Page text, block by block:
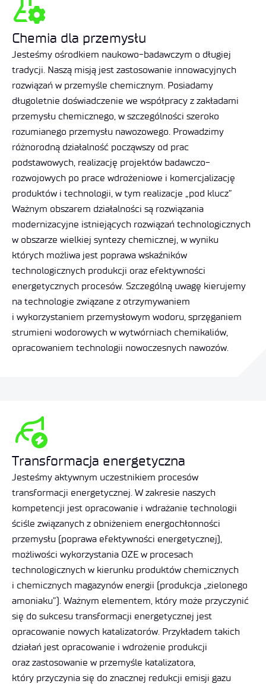
Chemia dla przemysłu
Jesteśmy ośrodkiem naukowo-badawczym o długiej
tradycji. Naszą misją jest zastosowanie innowacyjnych
rozwiązań w przemyśle chemicznym. Posiadamy
długoletnie doświadczenie we współpracy z zakładami
przemysłu chemicznego, w szczególności szeroko
rozumianego przemysłu nawozowego. Prowadzimy
różnorodną działalność począwszy od prac
podstawowych, realizację projektów badawczo-
rozwojowych po prace wdrożeniowe i komercjalizację
produktów i technologii, w tym realizacje „pod klucz”
Ważnym obszarem działalności są rozwiązania
modernizacyjne istniejących rozwiązań technologicznych
w obszarze wielkiej syntezy chemicznej, w wyniku
których możliwa jest poprawa wskaźników
technologicznych produkcji oraz efektywności
energetycznych procesów. Szczególną uwagę kierujemy
na technologie związane z otrzymywaniem
i wykorzystaniem przemysłowym wodoru, sprzęganiem
strumieni wodorowych w wytwórniach chemikaliów,
opracowaniem technologii nowoczesnych nawozów.
Transformacja energetyczna
Jesteśmy aktywnym uczestnikiem procesów
transformacji energetycznej. W zakresie naszych
kompetencji jest opracowanie i wdrażanie technologii
ściśle związanych z obniżeniem energochłonności
przemysłu (poprawa efektywności energetycznej),
możliwości wykorzystania OZE w procesach
technologicznych w kierunku produktów chemicznych
i chemicznych magazynów energii (produkcja „zielonego
amoniaku”). Ważnym elementem, który może przyczynić
się do sukcesu transformacji energetycznej jest
opracowanie nowych katalizatorów. Przykładem takich
działań jest opracowanie i wdrożenie produkcji
oraz zastosowanie w przemyśle katalizatora,
który przyczynia się do znacznej redukcji emisji gazu